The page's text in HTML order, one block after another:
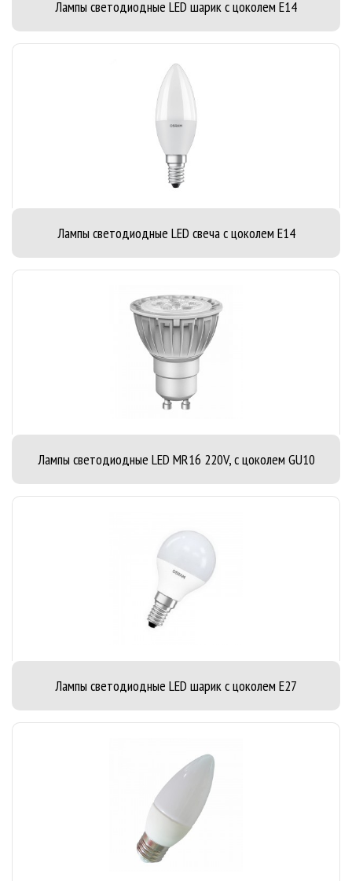
Лампы светодиодные LED шарик с цоколем E14
Лампы светодиодные LED свеча с цоколем E14
Лампы светодиодные LED MR16 220V, с цоколем GU10
Лампы светодиодные LED шарик с цоколем E27